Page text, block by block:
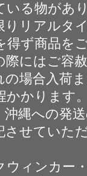
いる物があ
りリアルタ
得ず商品を
にはご容
の場合入荷
かかります
沖縄への発
させていた
ウィンカー